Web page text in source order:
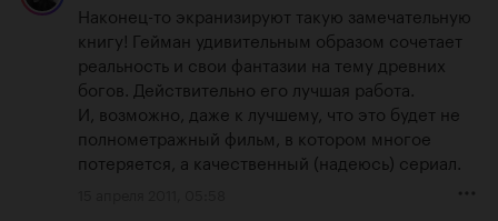
Наконец-то экранизируют такую замечательную
книгу! Гейман удивительным образом сочетает
реальность и свои фантазии на тему древних
богов. Действительно его лучшая работа.
И, возможно, даже к лучшему, что это будет не
полнометражный фильм, в котором многое
потеряется, а качественный (надеюсь) сериал.